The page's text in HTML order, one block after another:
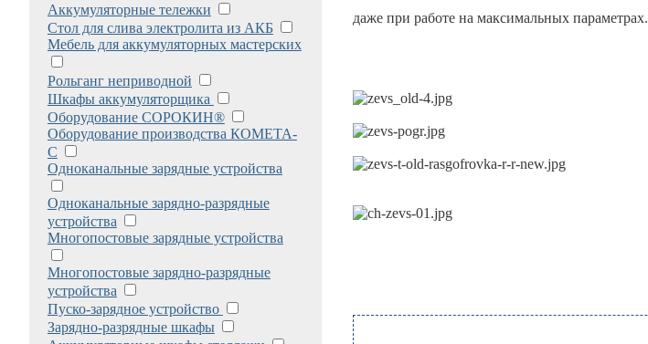
Аккумуляторные тележки
Стол для слива электролита из АКБ
Мебель для аккумуляторных мастерских
Рольганг неприводной
Шкафы аккумуляторщика
Оборудование СОРОКИН®
Оборудование производства КОМЕТА-
С
Одноканальные зарядные устройства
Одноканальные зарядно-разрядные
устройства
Многопостовые зарядные устройства
Многопостовые зарядно-разрядные
устройства
Пуско-зарядное устройство
Зарядно-разрядные шкафы
даже при работе на максимальных параметрах.